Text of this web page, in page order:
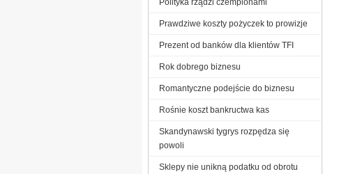
Prawdziwe koszty pożyczek to prowizje
Prezent od banków dla klientów TFI
Rok dobrego biznesu
Romantyczne podejście do biznesu
Rośnie koszt bankructwa kas
Skandynawski tygrys rozpędza się
powoli
Sklepy nie unikną podatku od obrotu